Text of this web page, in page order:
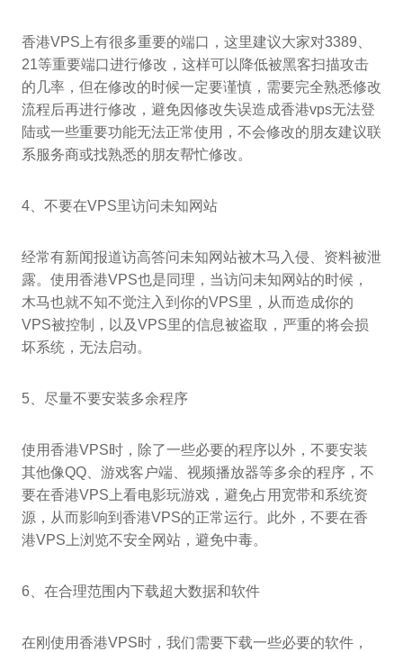
香港VPS上有很多重要的端口，这里建议大家对3389、
21等重要端口进行修改，这样可以降低被黑客扫描攻击
的几率，但在修改的时候一定要谨慎，需要完全熟悉修改
流程后再进行修改，避免因修改失误造成香港vps无法登
陆或一些重要功能无法正常使用，不会修改的朋友建议联
系服务商或找熟悉的朋友帮忙修改。
4、不要在VPS里访问未知网站
经常有新闻报道访高答问未知网站被木马入侵、资料被泄
露。使用香港VPS也是同理，当访问未知网站的时候，
木马也就不知不觉注入到你的VPS里，从而造成你的
VPS被控制，以及VPS里的信息被盗取，严重的将会损
坏系统，无法启动。
5、尽量不要安装多余程序
使用香港VPS时，除了一些必要的程序以外，不要安装
其他像QQ、游戏客户端、视频播放器等多余的程序，不
要在香港VPS上看电影玩游戏，避免占用宽带和系统资
源，从而影响到香港VPS的正常运行。此外，不要在香
港VPS上浏览不安全网站，避免中毒。
6、在合理范围内下载超大数据和软件
在刚使用香港VPS时，我们需要下载一些必要的软件，